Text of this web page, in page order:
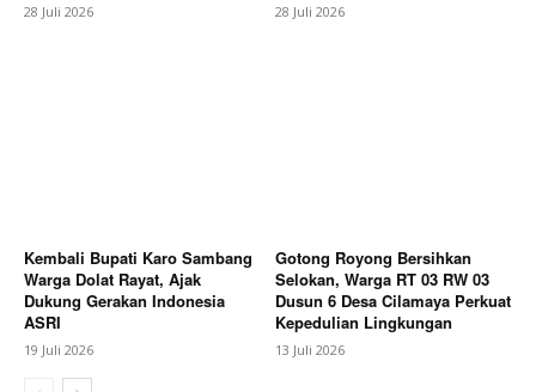
28 Juli 2026 28 Juli 2026
Kembali Bupati Karo Sambang
Warga Dolat Rayat, Ajak
Dukung Gerakan Indonesia
ASRI
19 Juli 2026
Gotong Royong Bersihkan
Selokan, Warga RT 03 RW 03
Dusun 6 Desa Cilamaya Perkuat
Kepedulian Lingkungan
13 Juli 2026